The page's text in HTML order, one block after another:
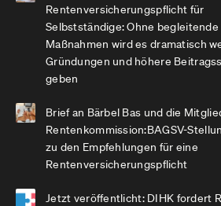
Rentenversicherungspflicht für
Selbstständige: Ohne begleitende
Maßnahmen wird es dramatisch
Gründungen und höhere
geben
Brief an Bärbel Bas und die
Rentenkommission:BAGSV-
zu den Empfehlungen für eine
Rentenversicherungspflicht
Jetzt veröffentlicht: DIHK fordert